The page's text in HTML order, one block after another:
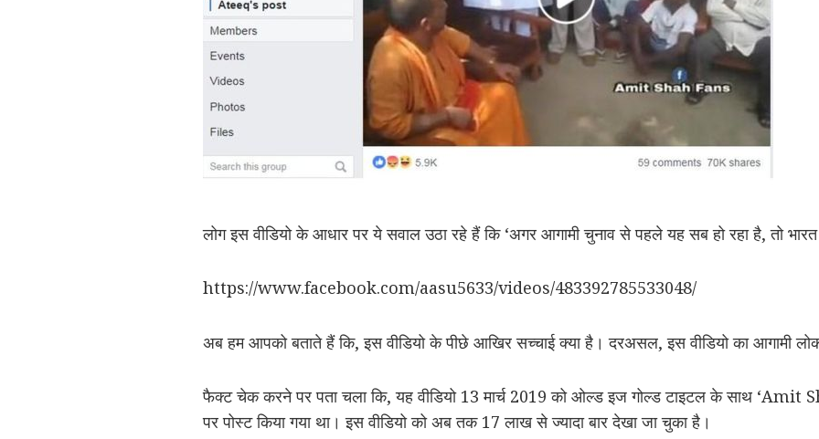
लोग इस वीडियो के आधार पर ये सवाल उठा रहे हैं कि ‘अगर आगामी चुनाव से पहले यह सब हो रहा है, तो
https://www.facebook.com/aasu5633/videos/483392785533048/
अब हम आपको बताते हैं कि, इस वीडियो के पीछे आखिर सच्चाई क्या है। दरअसल, इस वीडियो का आगामी
फैक्ट चेक करने पर पता चला कि, यह वीडियो 13 मार्च 2019 को ओल्ड इज गोल्ड टाइटल के साथ
पर पोस्ट किया गया था। इस वीडियो को अब तक 17 लाख से ज्यादा बार देखा जा चुका है।